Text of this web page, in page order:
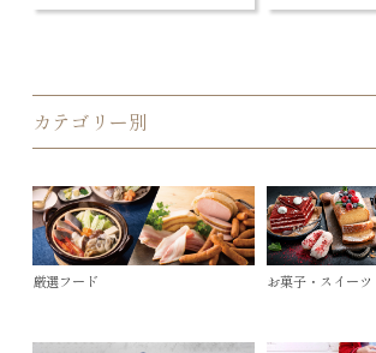
カテゴリー別
厳選フード お菓子・スイーツ